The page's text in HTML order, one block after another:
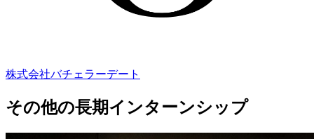
株式会社バチェラーデート
その他の長期インターンシップ